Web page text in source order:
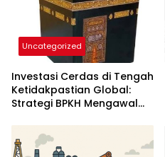
Uncategorized
Investasi Cerdas di Tengah
Ketidakpastian Global:
Strategi BPKH Mengawal